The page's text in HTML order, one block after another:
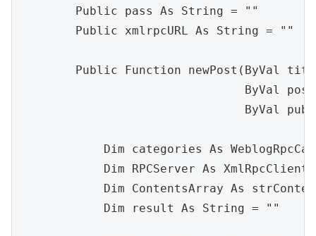
        Public pass As String = ""
        Public xmlrpcURL As String = ""
Public Function newPost(ByVal
ByVal
ByVal
Dim categories As
Dim RPCServer As
Dim ContentsArray As
            Dim result As String = ""